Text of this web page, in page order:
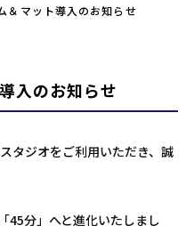
＆マット導入のお知らせ
入のお知らせ
タジオをご利用いただき、誠
45分」へと進化いたしまし